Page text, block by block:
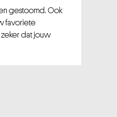
gestoomd. Ook
favoriete
dat jouw